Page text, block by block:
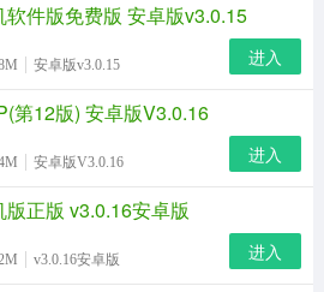
软件版免费版 安卓版v3.0.15
安卓版v3.0.15 进入
第12版) 安卓版V3.0.16
安卓版V3.0.16 进入
正版 v3.0.16安卓版
v3.0.16安卓版 进入